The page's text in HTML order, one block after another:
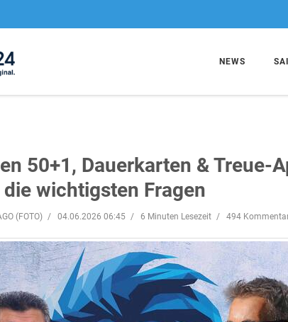
NEWS
50+1, Dauerkarten & Treue-
wichtigsten Fragen
(FOTO) 04.06.2026 06:45 6 Minuten Lesezeit 494